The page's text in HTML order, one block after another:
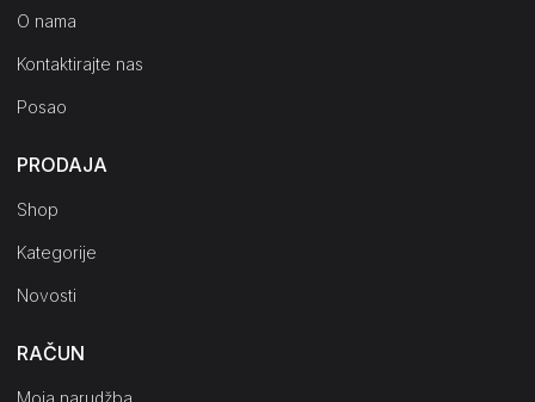
O nama
Kontaktirajte nas
Posao
PRODAJA
Shop
Kategorije
Novosti
RAČUN